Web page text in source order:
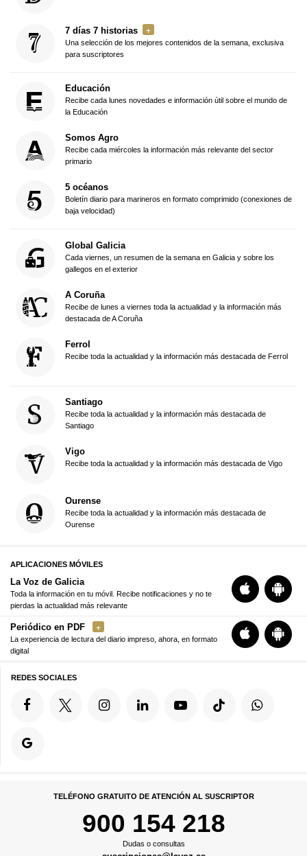
7 días 7 historias
Una selección de los mejores contenidos de la semana, exclusiva
para suscriptores
Educación
Recibe cada lunes novedades e información útil sobre el mundo de
la Educación
Somos Agro
Recibe cada miércoles la información más relevante del sector
primario
5 océanos
Boletín diario para marineros en formato comprimido (conexiones de
baja velocidad)
Global Galicia
Cada viernes, un resumen de la semana en Galicia y sobre los
gallegos en el exterior
A Coruña
Recibe de lunes a viernes toda la actualidad y la información más
destacada de A Coruña
Ferrol
Recibe toda la actualidad y la información más destacada de Ferrol
Santiago
Recibe toda la actualidad y la información más destacada de
Santiago
Vigo
Recibe toda la actualidad y la información más destacada de Vigo
Ourense
Recibe toda la actualidad y la información más destacada de
Ourense
APLICACIONES MÓVILES
La Voz de Galicia
Toda la información en tu móvil. Recibe notificaciones y no te
pierdas la actualidad más relevante
Periódico en PDF
La experiencia de lectura del diario impreso, ahora, en formato
digital
REDES SOCIALES
TELÉFONO GRATUITO DE ATENCIÓN AL SUSCRIPTOR
900 154 218
Dudas o consultas